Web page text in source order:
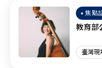
焦點
教育部
臺灣現